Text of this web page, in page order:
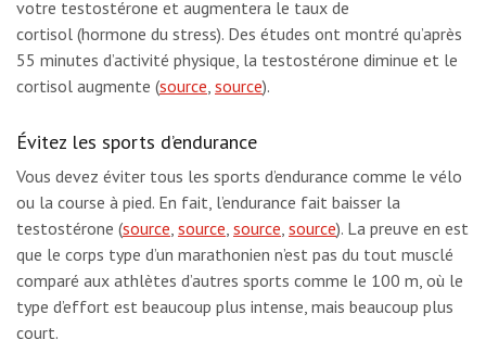
votre testostérone et augmentera le taux de
cortisol (hormone du stress). Des études ont montré qu’après
55 minutes d’activité physique, la testostérone diminue et le
cortisol augmente (source, source).
Évitez les sports d’endurance
Vous devez éviter tous les sports d’endurance comme le vélo
ou la course à pied. En fait, l’endurance fait baisser la
testostérone (source, source, source, source). La preuve en est
que le corps type d’un marathonien n’est pas du tout musclé
comparé aux athlètes d’autres sports comme le 100 m, où le
type d’effort est beaucoup plus intense, mais beaucoup plus
court.